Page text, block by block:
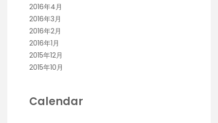
2016年4月
2016年3月
2016年2月
2016年1月
2015年12月
2015年10月
Calendar